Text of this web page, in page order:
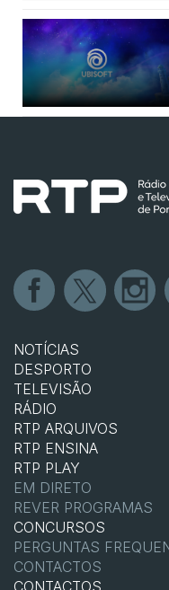
NOTÍCIAS
DESPORTO
TELEVISÃO
RÁDIO
RTP ARQUIVOS
RTP ENSINA
RTP PLAY
EM DIRETO
REVER PROGRAMAS
CONCURSOS
PERGUNTAS
CONTACTOS
CONTACTOS